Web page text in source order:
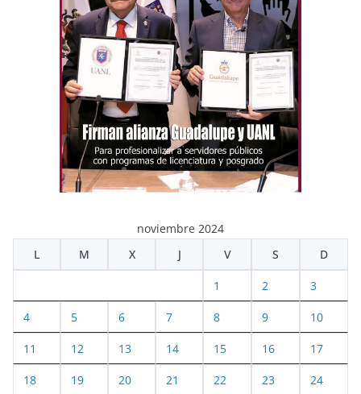
noviembre 2024
L
M X J V S D
1 2 3
4 5 6 7 8 9 10
11 12 13 14 15 16 17
18 19 20 21 22 23 24